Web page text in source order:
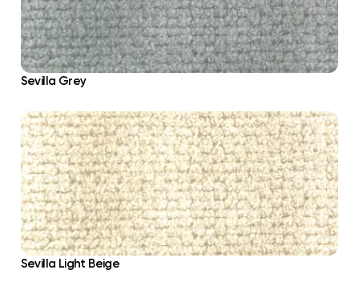
Sevilla Grey
Sevilla Light Beige